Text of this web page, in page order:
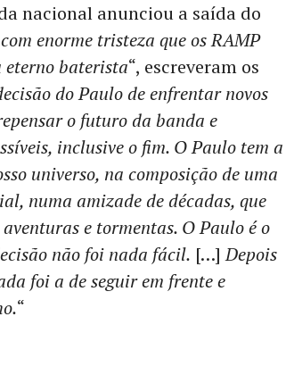
nacional anunciou a saída do
enorme tristeza que os RAMP
eterno baterista“, escreveram os
do Paulo de enfrentar novos
o futuro da banda e
inclusive o fim. O Paulo tem a
universo, na composição de uma
numa amizade de décadas, que
e tormentas. O Paulo é o
não foi nada fácil. […]Depois
foi a de seguir em frente e
“